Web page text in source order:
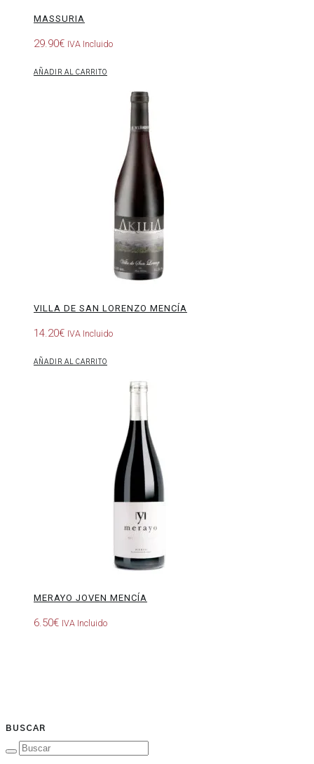
MASSURIA
29.90€ IVA Incluido
AÑADIR AL CARRITO
VILLA DE SAN LORENZO MENCÍA
14.20€ IVA Incluido
AÑADIR AL CARRITO
MERAYO JOVEN MENCÍA
6.50€ IVA Incluido
BUSCAR